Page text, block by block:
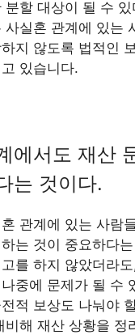
분할 대상이 될 수
사실혼 관계에 있는
지 않도록 법적인
있습니다.
에서도 재산
는 것이다.
관계에 있는 사람
는 것이 중요하다
를 하지 않았더라
중에 문제가 될 수
적 보상도 나눠야
비해 재산 상황을 정